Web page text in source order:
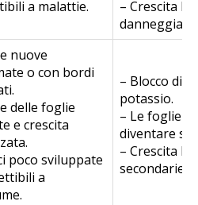
a malattie.
– Crescita
danneggiate.
nuove
o con bordi
delle foglie
e crescita
poco sviluppate
a
– Blocco di
potassio.
– Le foglie
diventare
– Crescita
secondarie.